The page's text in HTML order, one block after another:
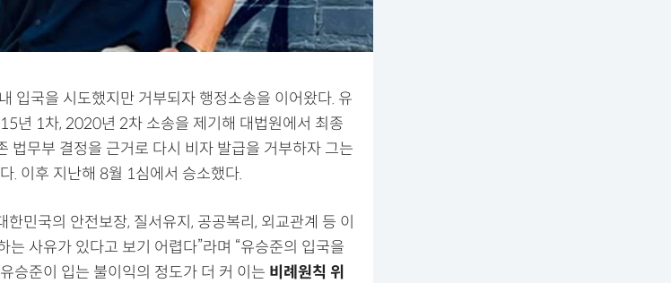
입국을 시도했지만 거부되자 행정소송을 이어왔다. 유
년 1차, 2020년 2차 소송을 제기해 대법원에서 최종
법무부 결정을 근거로 다시 비자 발급을 거부하자 그는
. 이후 지난해 8월 1심에서 승소했다.
민국의 안전보장, 질서유지, 공공복리, 외교관계 등 이
는 사유가 있다고 보기 어렵다”라며 “유승준의 입국을
승준이 입는 불이익의 정도가 더 커 이는 비례원칙 위